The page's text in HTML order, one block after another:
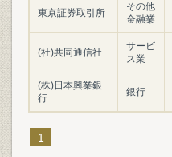
東京証券取引所
その他
金融業
(社)共同通信社
サービ
ス業
(株)日本興業銀
行
銀行
1